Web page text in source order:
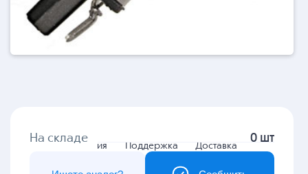
Гарантия Поддержка Доставка
На складе 0 шт